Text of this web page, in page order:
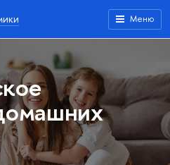
Меню